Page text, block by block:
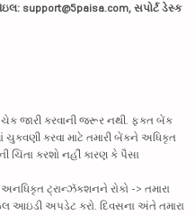
support@5paisa.com, સપોર્ટ ડેસ્ક
ચેક જારી કરવાની જરૂર નથી. ફક્ત બેંક
કરવા માટે તમારી બેંકને અધિકૃત
ચિંતા કરશો નહીં કારણ કે પૈસા
ટ્રાન્ઝૅક્શનને રોકો -> તમારા
આઇડી અપડેટ કરો. દિવસના અંતે તમારા